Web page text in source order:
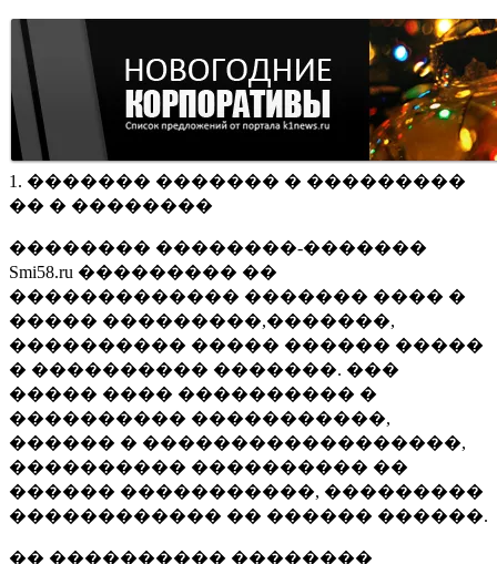
1. ������� ������� � ���������
�� � ��������
�������� ��������-�������
Smi58.ru ��������� ��
������������� ������� ���� �
����� ���������,�������,
���������� ����� ������ �����
� ���������� �������. ���
����� ���� ���������� �
���������� �����������,
������ � ������������������,
���������� ���������� ��
������ �����������, ���������
������������ �� ������ ������.
�� ���������� ��������